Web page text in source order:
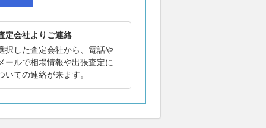
定会社よりご連絡
択した査定会社から、電話や
ールで相場情報や出張査定に
いての連絡が来ます。